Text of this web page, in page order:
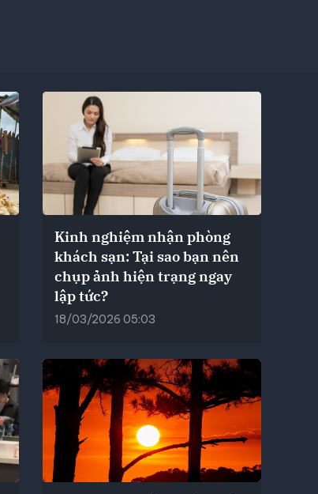
Kinh nghiệm nhận phòng
khách sạn: Tại sao bạn nên
chụp ảnh hiện trạng ngay
lập tức?
18/03/2026 05:03